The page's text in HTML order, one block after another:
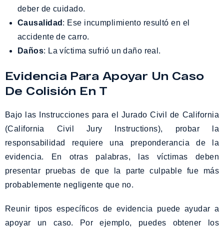
deber de cuidado.
Causalidad : Ese incumplimiento resultó en el
accidente de carro.
Daños: La víctima sufrió un daño real.
Evidencia Para Apoyar Un Caso
De Colisión En T
Bajo las Instrucciones para el Jurado Civil de California
(California Civil Jury Instructions), probar la
responsabilidad requiere una preponderancia de la
evidencia. En otras palabras, las víctimas deben
presentar pruebas de que la parte culpable fue más
probablemente negligente que no.
Reunir tipos específicos de evidencia puede ayudar a
apoyar un caso. Por ejemplo, puedes obtener los